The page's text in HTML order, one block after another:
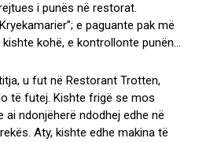
i punës në restorat.
e paguante pak më
kohë, e kontrollonte punën…
u fut në Restorant Trotten,
të futej. Kishte frigë se mos
ai ndonjëherë ndodhej edhe në
Aty, kishte edhe makina të